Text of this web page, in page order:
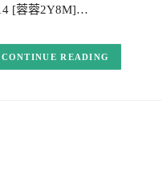
[蓉蓉2Y8M]…
CONTINUE READING